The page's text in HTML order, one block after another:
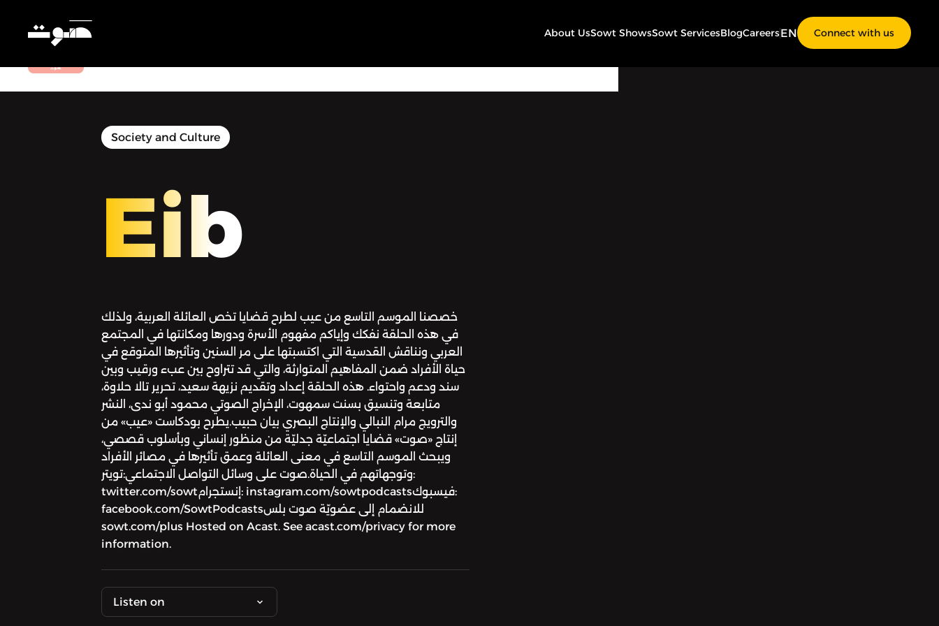
About UsSowt ShowsSowt ServicesBlogCareersEN Connect with us
Society and Culture
Eib
خصصنا الموسم التاسع من عيب لطرح قضايا تخص العائلة العربية، ولذلك
في هذه الحلقة نفكك وإياكم مفهوم الأسرة ودورها ومكانتها في المجتمع
العربي ونناقش القدسية التي اكتسبتها على مر السنين وتأثيرها المتوقع في
حياة الأفراد ضمن المفاهيم المتوارثة، والتي قد تتراوح بين عبء ورقيب وبين
سند ودعم واحتواء. هذه الحلقة إعداد وتقديم نزيهة سعيد، تحرير تالا حلاوة،
متابعة وتنسيق بسنت سمهوت، الإخراج الصوتي محمود أبو ندى، النشر
والترويج مرام النبالي والإنتاج البصري بيان حبيب.يطرح بودكاست «عيب» من
إنتاج «صوت» قضايا اجتماعيّة جدليّة من منظور إنساني وبأسلوب قصصي،
ويبحث الموسم التاسع في معنى العائلة وعمق تأثيرها في مصائر الأفراد
وتوجهاتهم في الحياة.صوت على وسائل التواصل الاجتماعي:تويتر:
twitter.com/sowtإنستجرام: instagram.com/sowtpodcastsفيسبوك:
facebook.com/SowtPodcastsللانضمام إلى عضويّة صوت بلس
sowt.com/plus Hosted on Acast. See acast.com/privacy for more
information.
Listen on